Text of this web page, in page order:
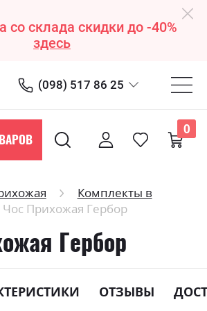
со склада скидки до -40%
здесь
(098) 517 86 25
0
Комплекты в
Чос Прихожая Гербор
Гербор
ОТЗЫВЫ